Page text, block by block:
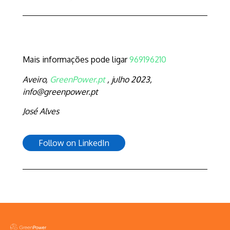
Mais informações pode ligar969196210
Aveiro, GreenPower.pt, julho 2023,
info@greenpower.pt
José Alves
Follow on LinkedIn